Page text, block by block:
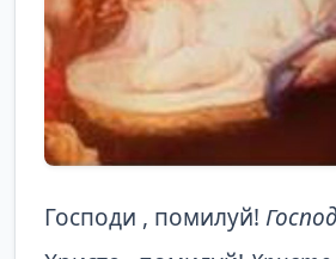
Господи , помилуй!